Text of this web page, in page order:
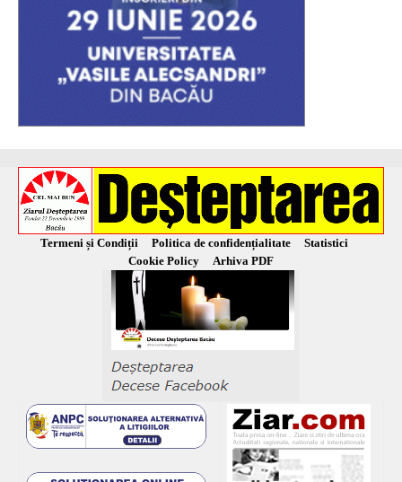
Termeni și Condiții Politica de confidențialitate
Statistici
Cookie Policy
Arhiva PDF